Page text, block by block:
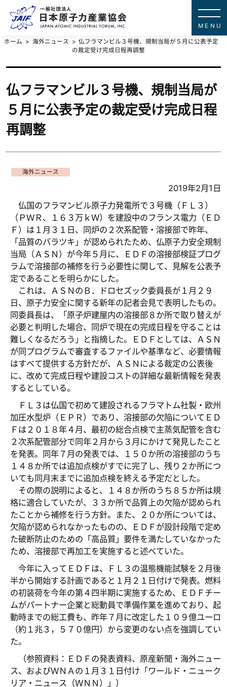
ホーム 海外ニュース
仏フラマンビル３号機、規制当局が５月に公表予定
の裁定受け完成日程再調整
仏フラマンビル３号機、規制当局が
５月に公表予定の裁定受け完成日程
再調整
海外ニュース
2019年2月1日
仏国のフラマンビル原子力発電所で３号機（ＦＬ３）
（ＰＷＲ、１６３万ｋＷ）を建設中のフランス電力（ＥＤ
Ｆ）は１月３１日、同炉の２次系配管・溶接部で昨年、
「品質のバラツキ」が認められたため、仏原子力安全規制
当局（ＡＳＮ）が今年５月に、ＥＤＦの溶接部検証プログ
ラムで溶接部の補修を行う必要性に関して、見解を公表予
定であることを明らかにした。
これは、ＡＳＮのＢ．ドロセズック委員長が１月２９
日、原子力安全に関する新年の記者会見で表明したもの。
同委員長は、「原子炉建屋内の溶接部８か所で取り替えが
必要と判明した場合、同炉で現在の完成日程を守ることは
難しくなるだろう」と指摘した。ＥＤＦとしては、ＡＳＮ
が同プログラムで審査するファイルや基準など、必要情報
はすべて提供する方針だが、ＡＳＮによる裁定の公表後
に、改めて完成日程や建設コストの詳細な最新情報を発表
するとしている。
ＦＬ３は仏国で初めて建設されるフラマトム社製・欧州
加圧水型炉（ＥＰＲ）であり、溶接部の欠陥についてＥＤ
Ｆは２０１８年４月、最初の総合点検で主蒸気配管を含む
２次系配管部分で同年２月から３月にかけて発見したこと
を発表。同年７月の発表では、１５０か所の溶接部のうち
１４８か所では追加点検がすでに完了し、残り２か所につ
いても同月末までに追加点検を終える予定だとした。
その際の説明によると、１４８か所のうち８５か所は規
格に適合していたが、３３か所で品質上の欠陥が認められ
たことから補修を行う方針。また、２０か所については、
欠陥が認められなかったものの、ＥＤＦが設計段階で定め
た破断防止のための「高品質」要件を満たしていなかった
ため、溶接部で再加工を実施すると述べていた。
今年に入ってＥＤＦは、ＦＬ３の温態機能試験を２月後
半から開始する計画であると１月２１日付けで発表。燃料
の初装荷を今年の第４四半期に実施するため、ＥＤＦチー
ムがパートナー企業と総動員で準備作業を進めており、起
動時までの総工費も、昨年７月に改定した１０９億ユーロ
（約１兆３，５７０億円）から変更のない点を強調してい
た。
（参照資料：ＥＤＦの発表資料、原産新聞・海外ニュー
ス、およびＷＮＡの１月３１日付け「ワールド・ニューク
リア・ニュース（ＷＮＮ）」）